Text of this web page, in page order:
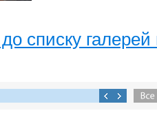
списку галерей